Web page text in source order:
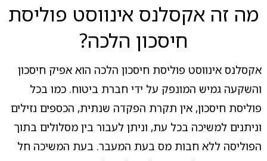
מה זה אקסלנס אינווסט פוליסת
חיסכון הלכה?
אקסלנס אינווסט פוליסת חיסכון הלכה הוא אפיק חיסכון
והשקעה גמיש המונפק על ידי חברת ביטוח. כמו בכל
פוליסת חיסכון, אין תקרת הפקדה שנתית, הכספים נזילים
וניתנים למשיכה בכל עת, וניתן לעבור בין מסלולים בתוך
הפוליסה ללא חבות מס בעת המעבר. בעת המשיכה חל